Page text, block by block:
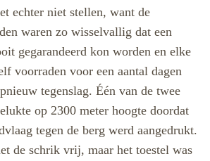
echter niet stellen, want de
waren zo wisselvallig dat een
gegarandeerd kon worden en elke
voorraden voor een aantal dagen
tegenslag. Één van de twee
op 2300 meter hoogte doordat
tegen de berg werd aangedrukt.
de schrik vrij, maar het toestel was